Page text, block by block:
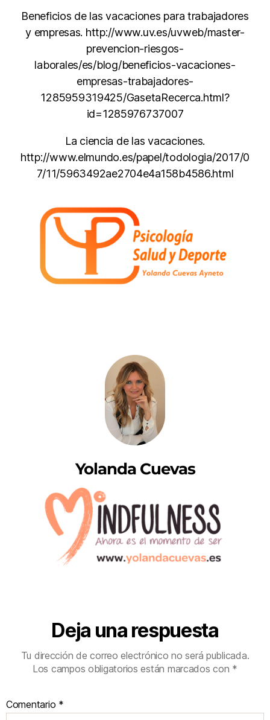
Beneficios de las vacaciones para trabajadores
y empresas. http://www.uv.es/uvweb/master-
prevencion-riesgos-
laborales/es/blog/beneficios-vacaciones-
empresas-trabajadores-
1285959319425/GasetaRecerca.html?
id=1285976737007
La ciencia de las vacaciones.
http://www.elmundo.es/papel/todologia/2017/0
7/11/5963492ae2704e4a158b4586.html
Yolanda Cuevas
Deja una respuesta
Tu dirección de correo electrónico no será publicada.
Los campos obligatorios están marcados con *
Comentario *